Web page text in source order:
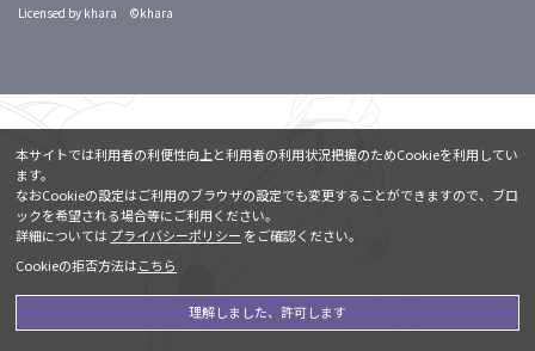
Licensed by khara ©khara
本サイトでは利用者の利便性向上と利用者の利用状況把握のためCookieを利用してい
ます。
なおCookieの設定はご利用のブラウザの設定でも変更することができますので、ブロ
ックを希望される場合等にご利用ください。
詳細については プライバシーポリシー をご確認ください。
Cookieの拒否方法はこちら
理解しました、許可します